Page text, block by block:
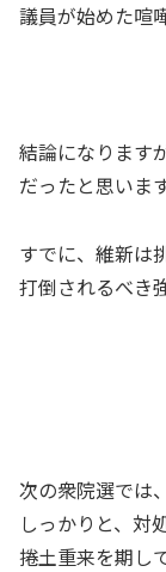
議員が始めた喧
結論になります
だったと思います
すでに、維新は
打倒されるべき
次の衆院選では
しっかりと、対
捲土重来を期し